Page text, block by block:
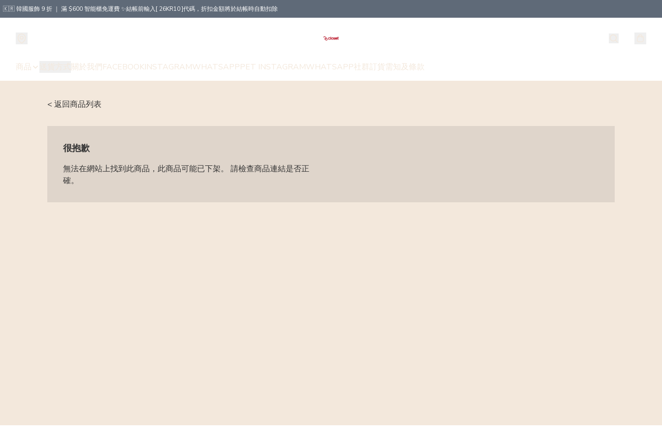
🇰🇷 韓國服飾 9 折 ｜ 滿 $600 智能櫃免運費 ✨結帳前輸入[ 26KR10 ]代碼，折扣金額將於結帳時自動扣除
商品 關於我們FACEBOOKINSTAGRAMWHATSAPPPET INSTAGRAMWHATSAPP社群訂貨需知及條款
< 返回商品列表
很抱歉
無法在網站上找到此商品，此商品可能已下架。 請檢查商品連結是否正
確。